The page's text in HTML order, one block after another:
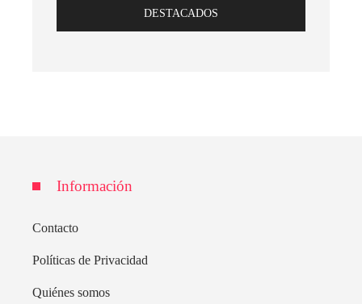
DESTACADOS
Información
Contacto
Políticas de Privacidad
Quiénes somos